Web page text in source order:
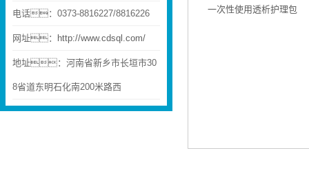
一次性使用透析护理包
电话：0373-8816227/8816226
网址： http://www.cdsql.com/
地址：河南省新乡市长垣市30
8省道东明石化南200米路西